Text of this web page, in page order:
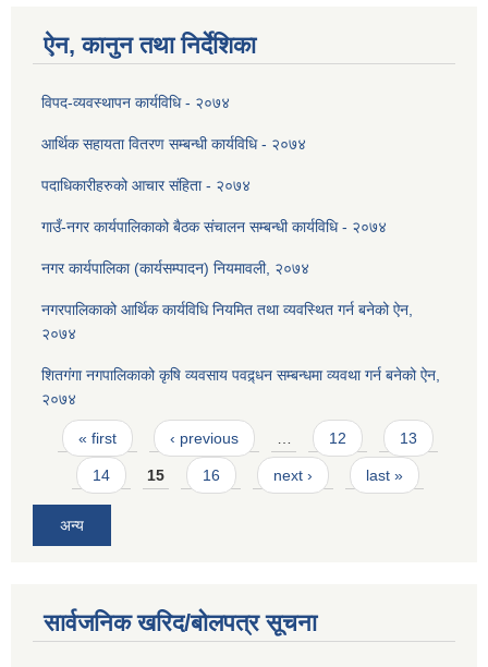
ऐन, कानुन तथा निर्देशिका
विपद-व्यवस्थापन कार्यविधि - २०७४
आर्थिक सहायता वितरण सम्बन्धी कार्यविधि - २०७४
पदाधिकारीहरुको आचार संहिता - २०७४
गाउँ-नगर कार्यपालिकाको बैठक संचालन सम्बन्धी कार्यविधि - २०७४
नगर कार्यपालिका (कार्यसम्पादन) नियमावली, २०७४
नगरपालिकाको आर्थिक कार्यविधि नियमित तथा व्यवस्थित गर्न बनेको ऐन,
२०७४
शितगंगा नगपालिकाको कृषि व्यवसाय पवद्र्धन सम्बन्धमा व्यवथा गर्न बनेको ऐन,
२०७४
Pages
« first ‹ previous 12 13
14 15 16 next › last »
अन्य
सार्वजनिक खरिद/बोलपत्र सूचना